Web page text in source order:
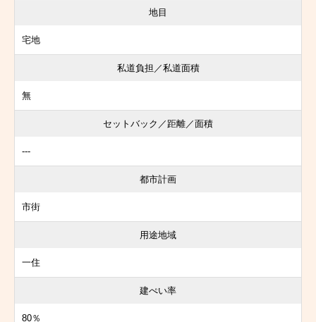
地目
宅地
私道負担／私道面積
無
セットバック／距離／面積
---
都市計画
市街
用途地域
一住
建ぺい率
80％